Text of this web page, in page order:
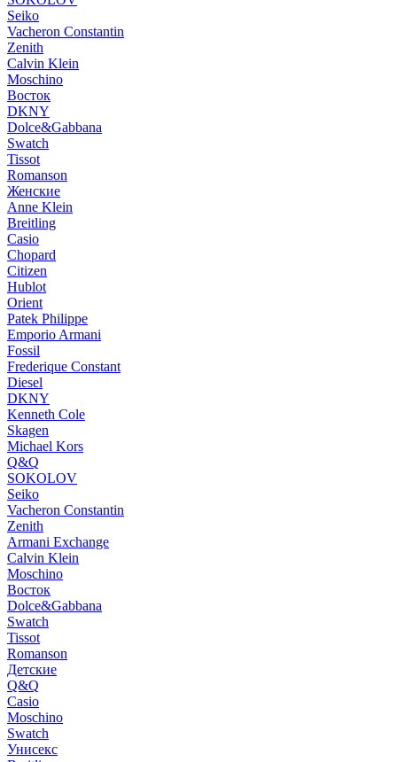
Seiko
Vacheron Constantin
Zenith
Calvin Klein
Moschino
Восток
DKNY
Dolce&Gabbana
Swatch
Tissot
Romanson
Женские
Anne Klein
Breitling
Casio
Chopard
Citizen
Hublot
Orient
Patek Philippe
Emporio Armani
Fossil
Frederique Constant
Diesel
DKNY
Kenneth Cole
Skagen
Michael Kors
Q&Q
SOKOLOV
Seiko
Vacheron Constantin
Zenith
Armani Exchange
Calvin Klein
Moschino
Восток
Dolce&Gabbana
Swatch
Tissot
Romanson
Детские
Q&Q
Casio
Moschino
Swatch
Унисекс